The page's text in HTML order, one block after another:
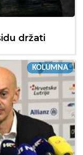
držati
KOLUMNA